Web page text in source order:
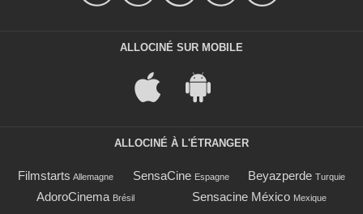
ALLOCINÉ SUR MOBILE
ALLOCINÉ À L'ÉTRANGER
Filmstarts Allemagne SensaCine Espagne Beyazperde Turquie
AdoroCinema Brésil Sensacine México Mexique